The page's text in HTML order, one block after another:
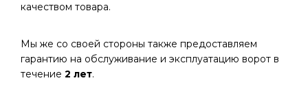
качеством товара.
Мы же со своей стороны также предоставляем
гарантию на обслуживание и эксплуатацию ворот в
течение 2 лет.